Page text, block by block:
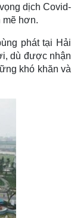
dịch Covid-
mẽ hơn.
phát tại Hải
dù được nhận
khó khăn và